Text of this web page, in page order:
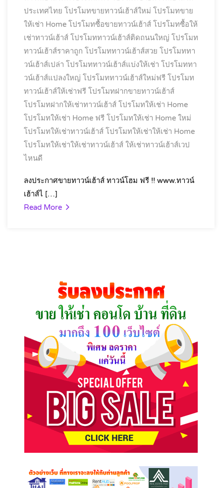
ประเทศไทย โปรโมทขายทาวน์เฮ้าส์ใหม่ โปรโมทขาย
ให้เช่า Home โปรโมทซื้อขายทาวน์เฮ้าส์ โปรโมทซื้อให้
เช่าทาวน์เฮ้าส์ โปรโมททาวน์เฮ้าส์ติดถนนใหญ่ โปรโมท
ทาวน์เฮ้าส์ราคาถูก โปรโมททาวน์เฮ้าส์สวย โปรโมททา
วน์เฮ้าส์เปล่า โปรโมททาวน์เฮ้าส์แบ่งให้เช่า โปรโมททา
วน์เฮ้าส์แปลงใหญ่ โปรโมททาวน์เฮ้าส์ใหม่ฟรี โปรโมท
ทาวน์เฮ้าส์ให้เช่าฟรี โปรโมทฝากขายทาวน์เฮ้าส์
โปรโมทฝากให้เช่าทาวน์เฮ้าส์ โปรโมทให้เช่า Home
โปรโมทให้เช่า Home ฟรี โปรโมทให้เช่า Home ใหม่
โปรโมทให้เช่าทาวน์เฮ้าส์ โปรโมทให้เช่าให้เช่า Home
โปรโมทให้เช่าให้เช่าทาวน์เฮ้าส์ ให้เช่าทาวน์เฮ้าส์เวป
ไหนดี
ลงประกาศขายทาวน์เฮ้าส์ ทาวน์โฮม ฟรี !! www.ทาวน์
เฮ้าส์ไ […]
Read More